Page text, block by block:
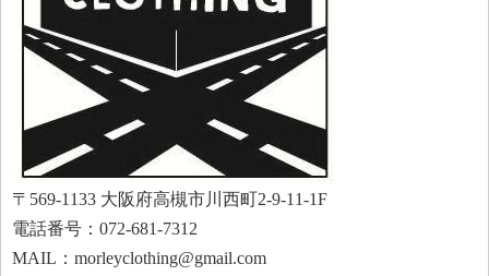
〒569-1133 大阪府高槻市川西町2-9-11-1F
電話番号：072-681-7312
MAIL：morleyclothing@gmail.com